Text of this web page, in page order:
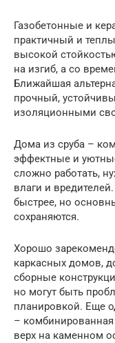
Газобетонные и
практичный и
высокой
на изгиб, а со
Ближайшая
прочный,
изоляционными
Дома из сруба –
эффектные и
сложно работать,
влаги и
быстрее, но
сохраняются.
Хорошо
каркасных домов,
сборные
но могут быть
планировкой. Еще
–
верх на каменном